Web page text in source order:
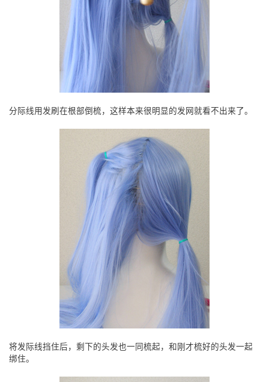
分际线用发刷在根部倒梳，这样本来很明显的发网就看不出来了。
将发际线挡住后，剩下的头发也一同梳起，和刚才梳好的头发一起
绑住。